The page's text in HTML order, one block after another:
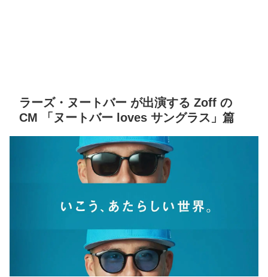
ラーズ・ヌートバー が出演する Zoff の
CM 「ヌートバー loves サングラス」篇